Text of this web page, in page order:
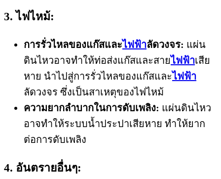
3. ไฟไหม้:
การรั่วไหลของแก๊สและไฟฟ้าลัดวงจร: แผ่น
ดินไหวอาจทำให้ท่อส่งแก๊สและสายไฟฟ้าเสีย
หาย นำไปสู่การรั่วไหลของแก๊สและไฟฟ้า
ลัดวงจร ซึ่งเป็นสาเหตุของไฟไหม้
ความยากลำบากในการดับเพลิง: แผ่นดินไหว
อาจทำให้ระบบน้ำประปาเสียหาย ทำให้ยาก
ต่อการดับเพลิง
4. อันตรายอื่นๆ: